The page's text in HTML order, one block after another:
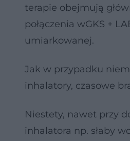
terapie obejmują
połączenia wGKS +
umiarkowanej.
Jak w przypadku
inhalatory, czasowe
Niestety, nawet przy
inhalatora np. słaby